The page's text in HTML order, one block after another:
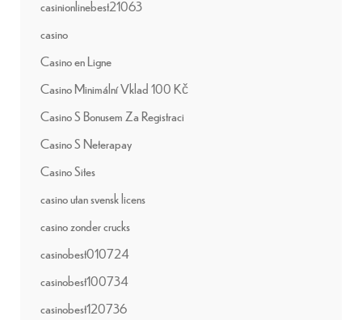
casinionlinebest21063
casino
Casino en Ligne
Casino Minimální Vklad 100 Kč
Casino S Bonusem Za Registraci
Casino S Neterapay
Casino Sites
casino utan svensk licens
casino zonder crucks
casinobest010724
casinobest100734
casinobest120736